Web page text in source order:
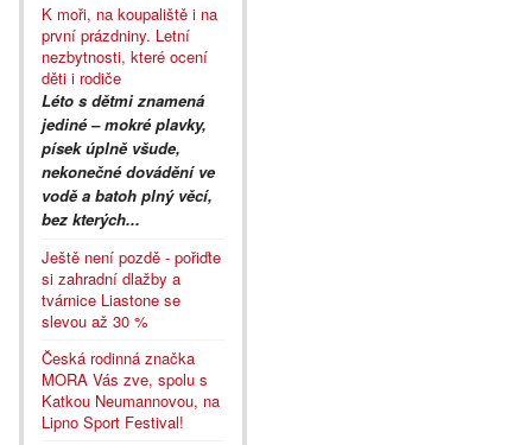
K moři, na koupaliště i na
první prázdniny. Letní
nezbytnosti, které ocení
děti i rodiče
Léto s dětmi znamená
jediné – mokré plavky,
písek úplně všude,
nekonečné dovádění ve
vodě a batoh plný věcí,
bez kterých...
Ještě není pozdě - pořiďte
si zahradní dlažby a
tvárnice Liastone se
slevou až 30 %
Česká rodinná značka
MORA Vás zve, spolu s
Katkou Neumannovou, na
Lipno Sport Festival!